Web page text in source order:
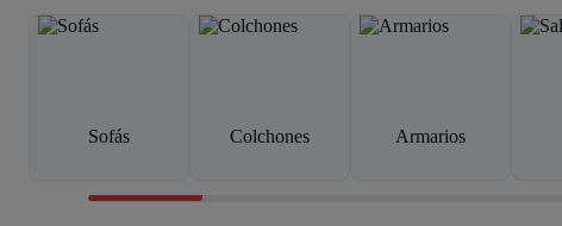
Sofás Colchones Armarios